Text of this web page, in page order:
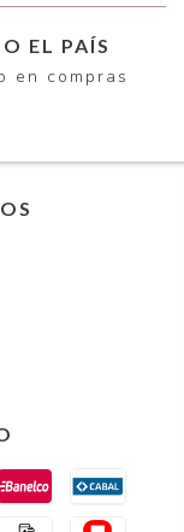
EL PAÍS
en compras